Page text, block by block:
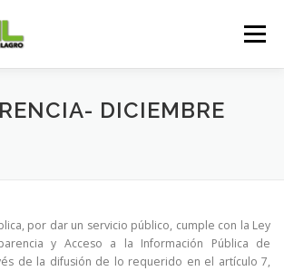
Menú
CONTÁCTENOS
CAMPAÑAS
DICIEMBRE
por dar un servicio público, cumple con la Ley
y Acceso a la Información Pública de
de la difusión de lo requerido en el artículo 7,